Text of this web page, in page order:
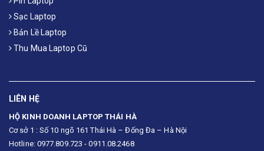
Sạc Laptop
Bản Lề Laptop
Thu Mua Laptop Cũ
LIÊN HỆ
HỘ KINH DOANH LAPTOP THÁI HÀ
Cơ sở 1 : Số 10 ngõ 161 Thái Hà – Đống Đa – Hà Nội
Hotline: 0977.809.723 - 0911.08.2468